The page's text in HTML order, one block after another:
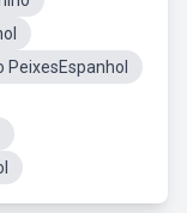
PeixesEspanhol